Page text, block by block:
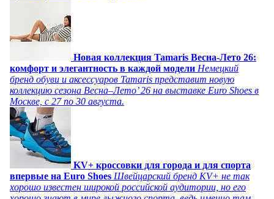
Новая коллекция Tamaris Весна-Лето 26:
комфорт и элегантность в каждой модели Немецкий
бренд обуви и аксессуаров Tamaris представит новую
коллекцию сезона Весна–Лето’ 26 на выставке Euro Shoes в
Москве, с 27 по 30 августа.
KV+ кроссовки для города и для спорта
впервые на Euro Shoes Швейцарский бренд KV+ не так
хорошо известен широкой российской аудитории, но его